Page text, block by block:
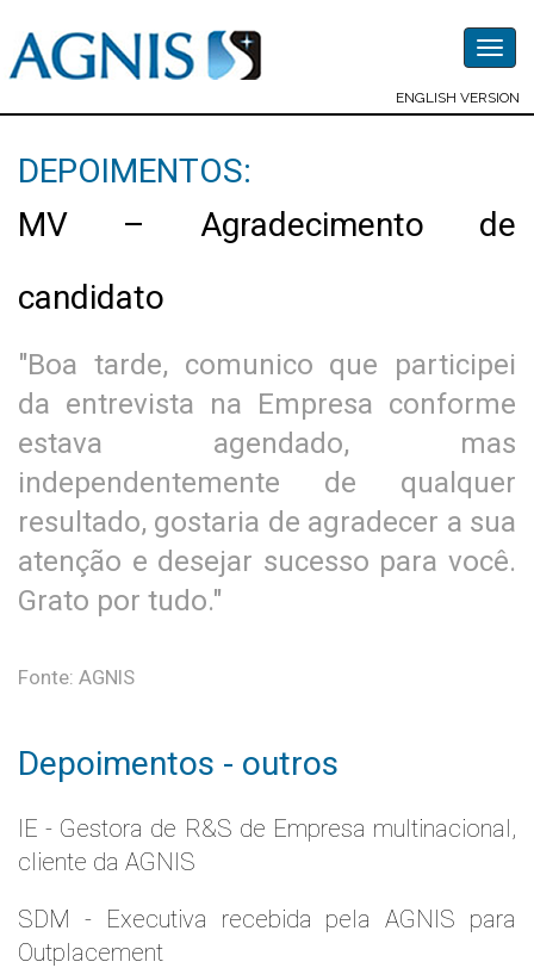
ENGLISH VERSION
DEPOIMENTOS:
MV – Agradecimento de
candidato
"Boa tarde, comunico que participei
da entrevista na Empresa conforme
estava agendado, mas
independentemente de qualquer
resultado, gostaria de agradecer a sua
atenção e desejar sucesso para você.
Grato por tudo."
Fonte: AGNIS
Depoimentos - outros
IE - Gestora de R&S de Empresa multinacional,
cliente da AGNIS
SDM - Executiva recebida pela AGNIS para
Outplacement